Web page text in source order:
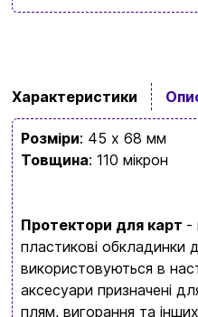
Характеристики
Розміри: 45 х 68 мм
Товщина: 110 мікрон
Протектори для карт -
пластикові обкладинки
використовуються в
аксесуари призначені
плям, вигорання та